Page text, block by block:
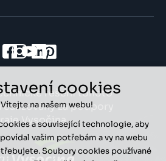
řešení tohoto
za podpory
Vysočina
cookies
Vítejte na našem webu!
a související technologie, aby
vašim potřebám a vy na webu
Soubory cookies používané